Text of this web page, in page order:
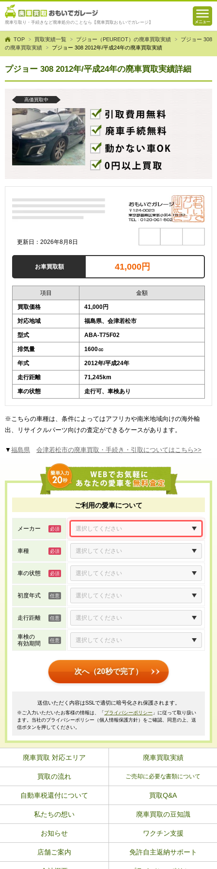
廃車引取り・手続きなど廃車処分のことなら【廃車買取おもいでガレージ】
TOP 買取実績一覧 プジョー（PEUREOT）の廃車買取実績
プジョー 308
の廃車買取実績
プジョー 308 2012年/平成24年の廃車買取実績
プジョー 308 2012年/平成24年の廃車買取実績詳細
高価買取中
更新日：2026年8月8日
お車買取額 41,000円
項目 金額
買取価格 41,000円
対応地域 福島県、会津若松市
型式 ABA-T75F02
排気量 1600㏄
年式 2012年/平成24年
走行距離 71,245km
車の状態 走行可、車検あり
※こちらの車種は、条件によってはアフリカや南米地域向けの海外輸
出、リサイクルパーツ向けの査定ができるケースがあります。
▼ 福島県 会津若松市の廃車買取・手続き・引取についてはこちら>>
ご利用の愛車について
メーカー
車種
車の状態
初度年式
走行距離
車検の
有効期間
次へ（20秒で完了）
送信いただく内容はSSLで適切に暗号化され保護されます。
※ご入力いただいたお客様の情報は、「 プライバシーポリシー 」に従って取り扱い
ます。当社のプライバシーポリシー（個人情報保護方針）をご確認、同意の上、送
信ボタンを押してください。
廃車買取 対応エリア 廃車買取実績
買取の流れ ご売却に必要な書類について
自動車税還付について 買取Q&A
私たちの想い 廃車買取の豆知識
お知らせ ワクチン支援
店舗ご案内 免許自主返納サポート